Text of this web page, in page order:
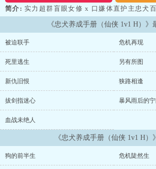
简介: 实力超群盲眼女修 x 口嫌体直护主忠犬
月澄莫属，那时没人知道，她是一颗陨石所
晓。然而世事难料，一场意外，师傅离她而去
了底朝天，也没有找到一丝那人的踪迹。后来
不似从前，她改行做了算命先生，偶尔打猎。
个满身伤痕的少年，好心出手相救，竟意外找
明真相，带着那少年过关斩将，顺手除魔卫道
峰。当尘埃落定时，那少年也长成了一个男人
男人却赖着不走，非要给她当狗？！ ...
《忠犬养成手册（仙侠 1v1 H）》
被迫联手 危机再现
死里逃生 另有所图
新仇旧恨 狭路相逢
拔剑指迷心 暴风雨后的
血战未绝人
《忠犬养成手册（仙侠 1v1 H）
狗的前半生 危机陡然生